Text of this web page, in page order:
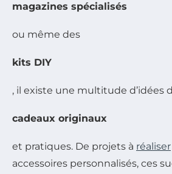
magazines spécialisés
ou même des
kits DIY
, il existe une multitude d’idées
cadeaux originaux
et pratiques. De projets à réaliser
accessoires personnalisés, ces